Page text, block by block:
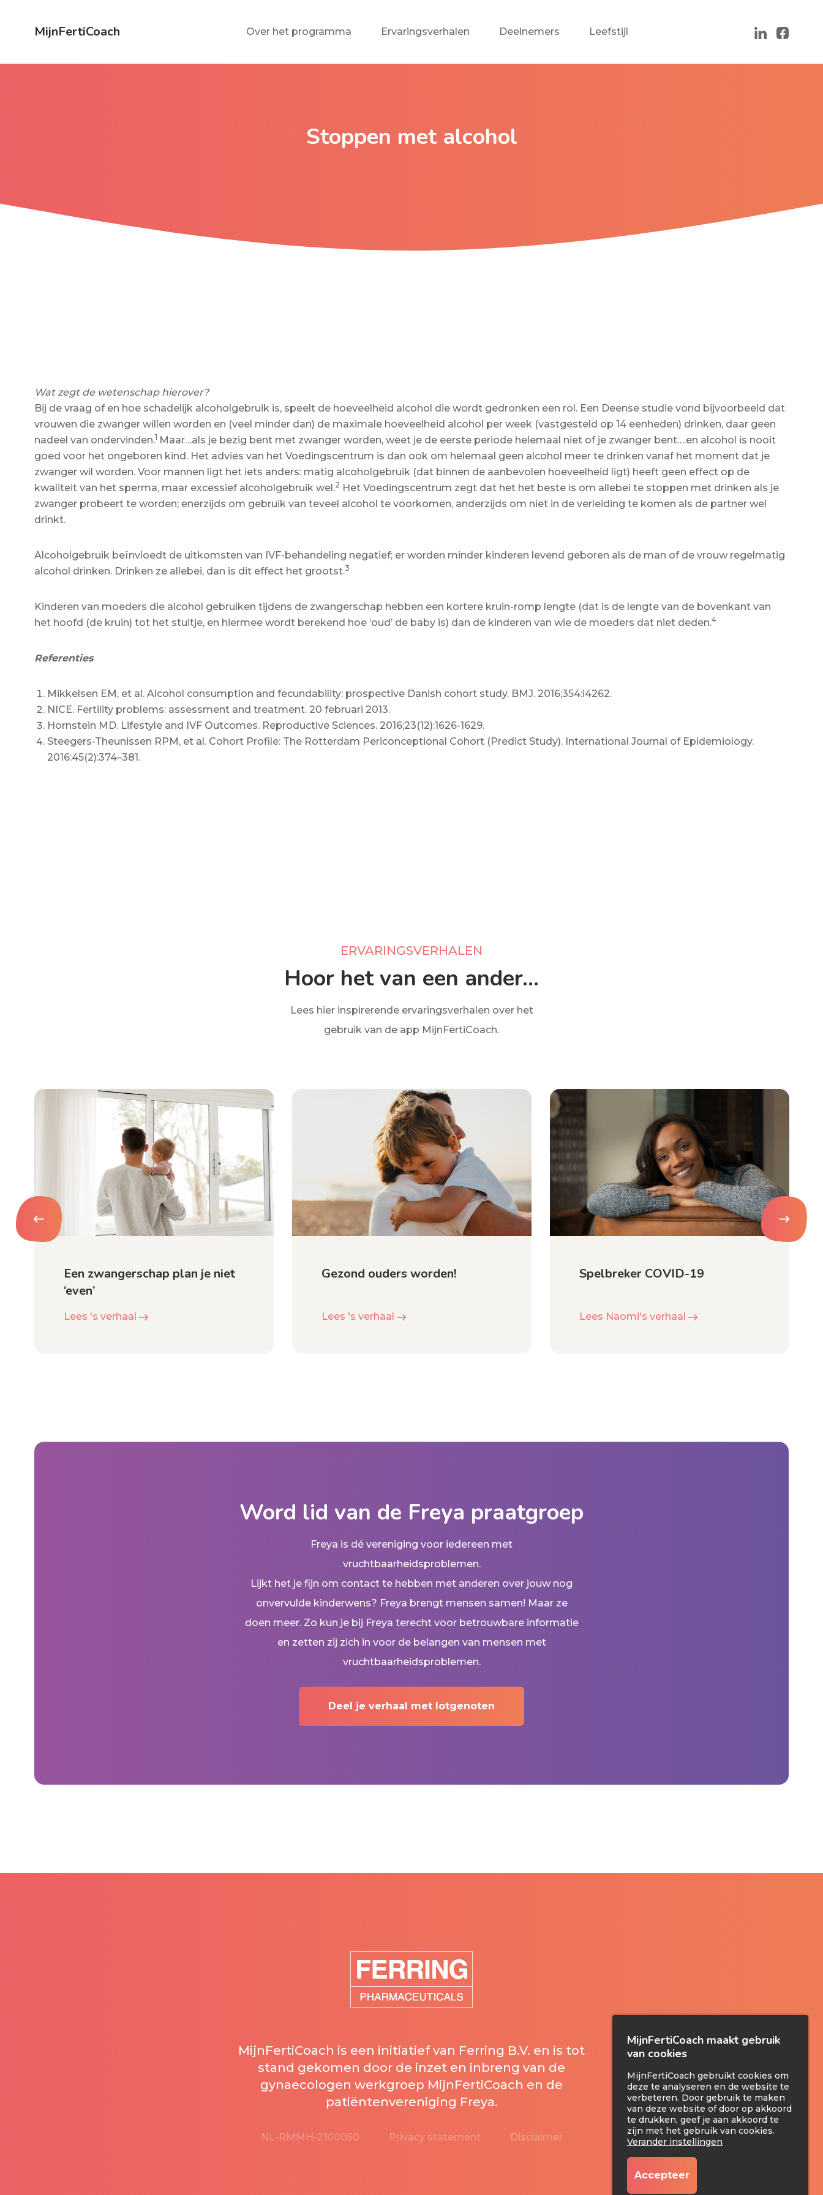
MijnFertiCoach Over het programma Ervaringsverhalen Deelnemers Leefstijl
Stoppen met alcohol
Wat zegt de wetenschap hierover?
Bij de vraag of en hoe schadelijk alcoholgebruik is, speelt de hoeveelheid alcohol die wordt gedronken een rol. Een Deense studie vond bijvoorbeeld dat
vrouwen die zwanger willen worden en (veel minder dan) de maximale hoeveelheid alcohol per week (vastgesteld op 14 eenheden) drinken, daar geen
nadeel van ondervinden.1 Maar…als je bezig bent met zwanger worden, weet je de eerste periode helemaal niet of je zwanger bent….en alcohol is nooit
goed voor het ongeboren kind. Het advies van het Voedingscentrum is dan ook om helemaal geen alcohol meer te drinken vanaf het moment dat je
zwanger wil worden. Voor mannen ligt het iets anders: matig alcoholgebruik (dat binnen de aanbevolen hoeveelheid ligt) heeft geen effect op de
kwaliteit van het sperma, maar excessief alcoholgebruik wel.2 Het Voedingscentrum zegt dat het het beste is om allebei te stoppen met drinken als je
zwanger probeert te worden; enerzijds om gebruik van teveel alcohol te voorkomen, anderzijds om niet in de verleiding te komen als de partner wel
drinkt.
Alcoholgebruik beïnvloedt de uitkomsten van IVF-behandeling negatief; er worden minder kinderen levend geboren als de man of de vrouw regelmatig
alcohol drinken. Drinken ze allebei, dan is dit effect het grootst.3
Kinderen van moeders die alcohol gebruiken tijdens de zwangerschap hebben een kortere kruin-romp lengte (dat is de lengte van de bovenkant van
het hoofd (de kruin) tot het stuitje, en hiermee wordt berekend hoe ‘oud’ de baby is) dan de kinderen van wie de moeders dat niet deden.4
Referenties
Mikkelsen EM, et al. Alcohol consumption and fecundability: prospective Danish cohort study. BMJ. 2016;354:i4262.
NICE. Fertility problems: assessment and treatment. 20 februari 2013.
Hornstein MD. Lifestyle and IVF Outcomes. Reproductive Sciences. 2016;23(12):1626-1629.
Steegers-Theunissen RPM, et al. Cohort Profile: The Rotterdam Periconceptional Cohort (Predict Study). International Journal of Epidemiology.
2016:45(2):374–381.
ERVARINGSVERHALEN
Hoor het van een ander...
Lees hier inspirerende ervaringsverhalen over het
gebruik van de app MijnFertiCoach.
Een zwangerschap plan je niet
‘even’
Lees 's verhaal
Gezond ouders worden!
Lees 's verhaal
Spelbreker COVID-19
Lees Naomi's verhaal
Word lid van de Freya praatgroep
Freya is dé vereniging voor iedereen met
vruchtbaarheidsproblemen.
Lijkt het je fijn om contact te hebben met anderen over jouw nog
onvervulde kinderwens? Freya brengt mensen samen! Maar ze
doen meer. Zo kun je bij Freya terecht voor betrouwbare informatie
en zetten zij zich in voor de belangen van mensen met
vruchtbaarheidsproblemen.
Deel je verhaal met lotgenoten
MijnFertiCoach is een initiatief van Ferring B.V. en is tot
stand gekomen door de inzet en inbreng van de
gynaecologen werkgroep MijnFertiCoach en de
patiëntenvereniging Freya.
NL-RMMH-2100050 Privacy statement Disclaimer
MijnFertiCoach maakt gebruik
van cookies
MijnFertiCoach gebruikt cookies om
deze te analyseren en de website te
verbeteren. Door gebruik te maken
van deze website of door op akkoord
te drukken, geef je aan akkoord te
zijn met het gebruik van cookies.
Verander instellingen
Accepteer